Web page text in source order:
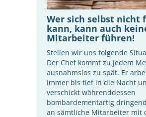
Wer sich selbst nicht
kann, kann auch
Mitarbeiter führen!
Stellen wir uns folgende
Der Chef kommt zu jedem
ausnahmslos zu spät. Er
immer bis tief in die Nacht
verschickt währenddessen
bombardementartig
an sämtliche Mitarbeiter mit